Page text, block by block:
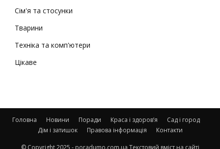
Сім'я та стосунки
Тварини
Техніка та комп'ютери
Цікаве
Головна Новини Поради Краса і здоров’я
Сад і город
Дім і затишок
Правова інформація Контакти
© Copyright 2025 - poradumo.com.ua Текстовий вміст на сайті